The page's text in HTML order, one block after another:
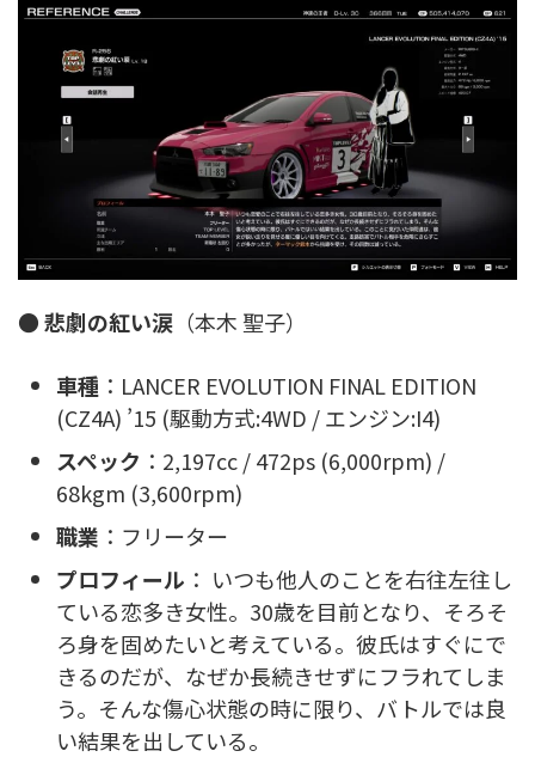
●悲劇の紅い涙 （本木 聖子）
車種 ：LANCER EVOLUTION FINAL EDITION
(CZ4A) ’15 (駆動方式:4WD / エンジン:I4)
スペック ：2,197cc / 472ps (6,000rpm) /
68kgm (3,600rpm)
職業 ：フリーター
プロフィール ： いつも他人のことを右往左往し
ている恋多き女性。30歳を目前となり、そろそ
ろ身を固めたいと考えている。彼氏はすぐにで
きるのだが、なぜか長続きせずにフラれてしま
う。そんな傷心状態の時に限り、バトルでは良
い結果を出している。